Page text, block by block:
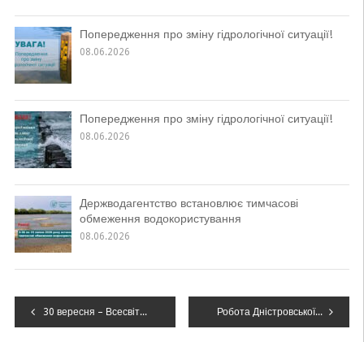
Попередження про зміну гідрологічної ситуації!
08.06.2026
Попередження про зміну гідрологічної ситуації!
08.06.2026
Держводагентство встановлює тимчасові
обмеження водокористування
08.06.2026
Навігація
30 вересня – Всесвітній день моря Робота Дністровської Комісії відкрила нову сторінку у транскордонних відносинах України та Республіки Молдова